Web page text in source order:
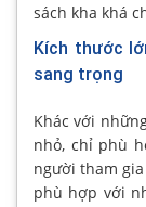
sách kha khá
Kích thước
sang trọng
Khác với
nhỏ, chỉ phù
người tham
phù hợp với